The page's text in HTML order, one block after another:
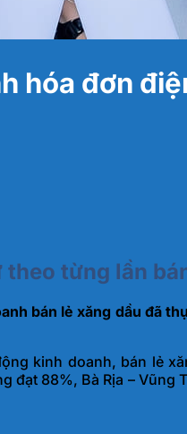
hóa đơn
từng lần
bán lẻ xăng dầu đã
kinh doanh, bán lẻ
88%, Bà Rịa – Vũng